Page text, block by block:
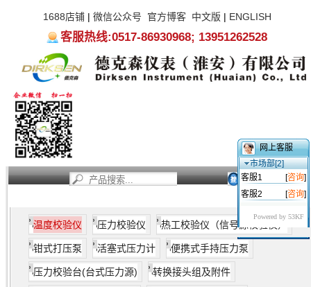
1688店铺| 微信公众号 官方博客 中文版 | ENGLISH
客服热线:0517-86930968; 13951262528
温度校验仪 压力校验仪 热工校验仪（信号源校验仪）
钳式打压泵 活塞式压力计 便携式手持压力泵
压力校验台(台式压力源) 转换接头组及附件
温度校验仪主要用于温度元件（热电偶、铂电阻 、温度
计）、温度变送器（传感器）、温度开关及温度显示仪表的
网上客服
市场部[2]
客服1
[咨询]
客服2
[咨询]
Powered by 53KF